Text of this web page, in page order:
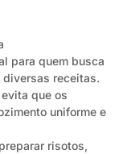
para quem busca
receitas.
que os
uniforme e
risotos,